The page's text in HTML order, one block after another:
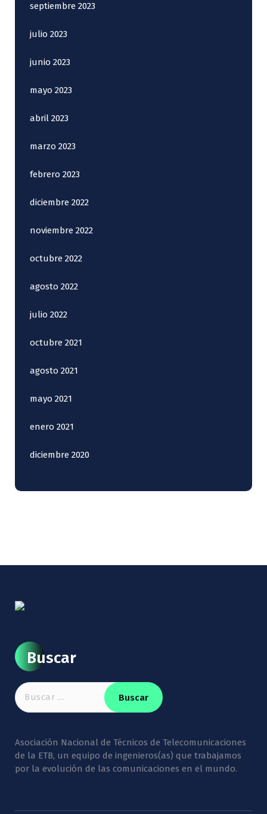
septiembre 2023
julio 2023
junio 2023
mayo 2023
abril 2023
marzo 2023
febrero 2023
diciembre 2022
noviembre 2022
octubre 2022
agosto 2022
julio 2022
octubre 2021
agosto 2021
mayo 2021
enero 2021
diciembre 2020
Buscar
Buscar:
Asociación Nacional de Técnicos de Telecomunicaciones
de la ETB, un equipo de ingenieros(as) que trabajamos
por la evolución de las comunicaciones en el mundo.